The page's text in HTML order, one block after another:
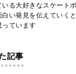
いる大好きなスケート
白い発見を伝えていく
ています
記事